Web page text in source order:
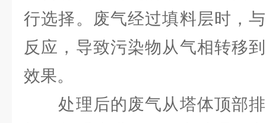
行选择。废气经过填料层时，
反应，导致污染物从气相转移
效果。
处理后的废气从塔体顶部排